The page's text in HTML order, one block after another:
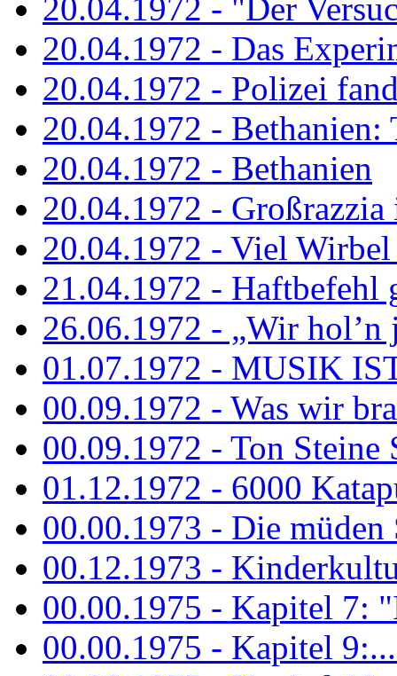
20.04.1972 - "Der
20.04.1972 - Das
20.04.1972 - Polizei
20.04.1972 - Bethanien:
20.04.1972 - Bethanien
20.04.1972 - Großrazzia
20.04.1972 - Viel
21.04.1972 - Haftbefehl
26.06.1972 - „Wir hol’n
01.07.1972 - MUSIK
00.09.1972 - Was wir
00.09.1972 - Ton Steine
01.12.1972 - 6000
00.00.1973 - Die müden
00.12.1973 -
00.00.1975 - Kapitel 7:
00.00.1975 - Kapitel